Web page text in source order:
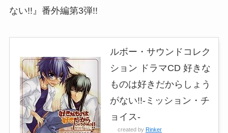
ない!!』番外編第3弾!!
ルボー・サウンドコレク
ション ドラマCD 好きな
ものは好きだからしょう
がない!!-ミッション・チ
ョイス-
created by Rinker